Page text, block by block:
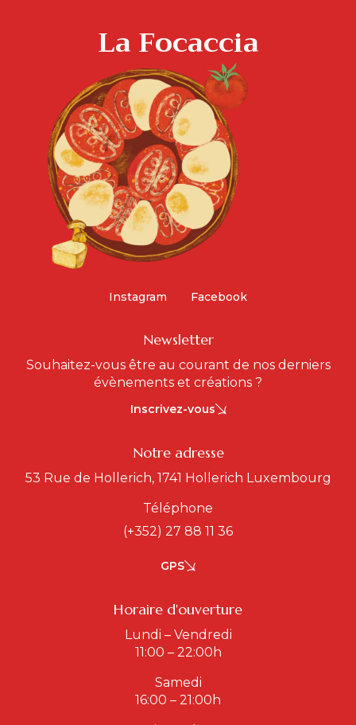
La Focaccia
Instagram Facebook
Newsletter
Souhaitez-vous être au courant de nos derniers
évènements et créations ?
Inscrivez-vous
Notre adresse
53 Rue de Hollerich, 1741 Hollerich Luxembourg
Téléphone
(+352) 27 88 11 36
GPS
Horaire d'ouverture
Lundi – Vendredi
11:00 – 22:00h
Samedi
16:00 – 21:00h